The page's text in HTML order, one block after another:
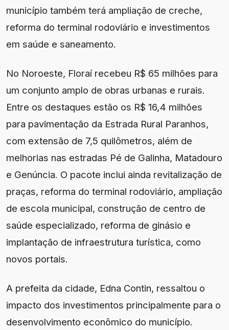
município também terá ampliação de creche,
reforma do terminal rodoviário e investimentos
em saúde e saneamento.
No Noroeste, Floraí recebeu R$ 65 milhões para
um conjunto amplo de obras urbanas e rurais.
Entre os destaques estão os R$ 16,4 milhões
para pavimentação da Estrada Rural Paranhos,
com extensão de 7,5 quilômetros, além de
melhorias nas estradas Pé de Galinha, Matadouro
e Genúncia. O pacote inclui ainda revitalização de
praças, reforma do terminal rodoviário, ampliação
de escola municipal, construção de centro de
saúde especializado, reforma de ginásio e
implantação de infraestrutura turística, como
novos portais.
A prefeita da cidade, Edna Contin, ressaltou o
impacto dos investimentos principalmente para o
desenvolvimento econômico do município.